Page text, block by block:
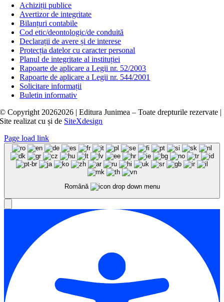
Achiziții publice
Avertizor de integritate
Bilanțuri contabile
Cod etic/deontologic/de conduită
Declarații de avere și de interese
Protecția datelor cu caracter personal
Planul de integritate al instituției
Rapoarte de aplicare a Legii nr. 52/2003
Rapoarte de aplicare a Legii nr. 544/2001
Solicitare informații
Buletin informativ
© Copyright 20262026 | Editura Junimea – Toate drepturile rezervate |
Site realizat cușide SiteXdesign
Page load link
Română